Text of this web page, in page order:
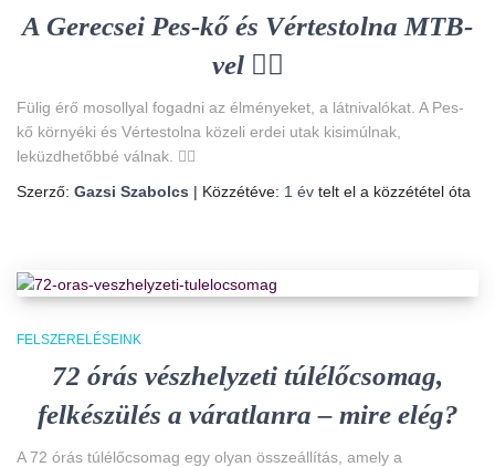
A Gerecsei Pes-kő és Vértestolna MTB-
vel 🚴‍♀️
Fülig érő mosollyal fogadni az élményeket, a látnivalókat. A Pes-
kő környéki és Vértestolna közeli erdei utak kisimúlnak,
leküzdhetőbbé válnak. 🚴‍♀️
Szerző: Gazsi Szabolcs | Közzétéve: 1 év telt el a közzététel óta
FELSZERELÉSEINK
72 órás vészhelyzeti túlélőcsomag,
felkészülés a váratlanra – mire elég?
A 72 órás túlélőcsomag egy olyan összeállítás, amely a